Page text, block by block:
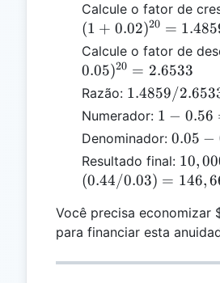
Calcule o fator de
(1 + 0.02)20 =
Calcule o fator de
0.05)20 = 2.6533
Razão: 1.4859
/
2.6533
= 0.56
1.4859/
Numerador: 1 -
0.56
0.44
1 − 0.56
Denominador: 0.05
-
0.02
0.03
0.05 −
Resultado final:
0.03)
10,
(0.44/0.03) = 146,
Você precisa economizar
para financiar esta